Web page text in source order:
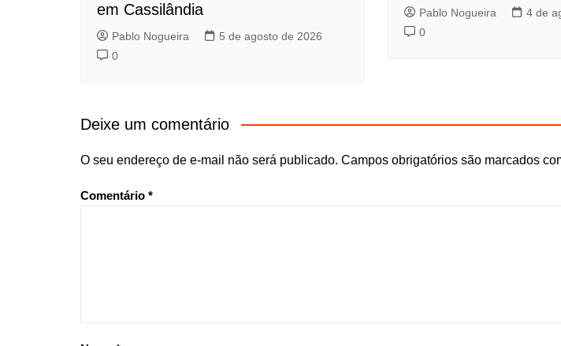
em Cassilândia
Pablo Nogueira
5 de agosto de 2026
0
Pablo Nogueira
4 de
0
Deixe um comentário
O seu endereço de e-mail não será publicado. Campos obrigatórios são marcados
Comentário *